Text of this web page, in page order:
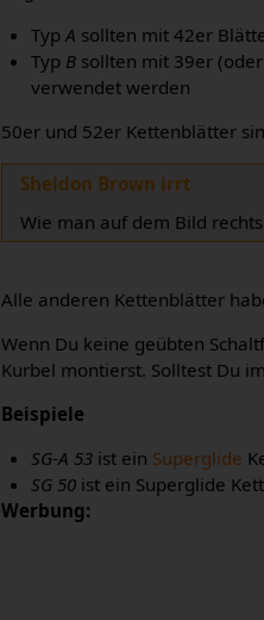
TypA sollten mit 42er
Typ Bsollten mit 39er
verwendet werden
50er und 52er Kettenblätter
Sheldon Brown irrt
Wie man auf dem Bild
Alle anderen Kettenblätter
Wenn Du keine geübten
Kurbel montierst. Solltest Du
Beispiele
SG-A 53ist ein Superglide
SG 50ist ein Superglide
Werbung: